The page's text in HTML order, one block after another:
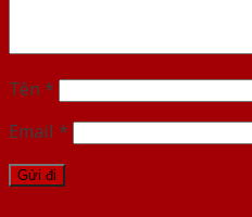
Tên *
Email *